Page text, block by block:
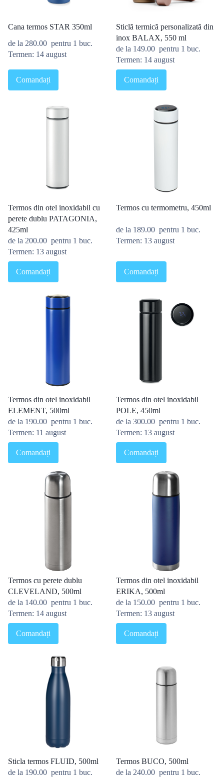
Cana termos STAR 350ml
de la 280.00 pentru 1 buc.
Termen: 14 august
Comandați
Sticlă termică personalizată din
inox BALAX, 550 ml
de la 149.00 pentru 1 buc.
Termen: 14 august
Comandați
Termos din otel inoxidabil cu
perete dublu PATAGONIA,
425ml
de la 200.00 pentru 1 buc.
Termen: 13 august
Comandați
Termos cu termometru, 450ml
de la 189.00 pentru 1 buc.
Termen: 13 august
Comandați
Termos din otel inoxidabil
ELEMENT, 500ml
de la 190.00 pentru 1 buc.
Termen: 11 august
Comandați
Termos din otel inoxidabil
POLE, 450ml
de la 300.00 pentru 1 buc.
Termen: 13 august
Comandați
Termos cu perete dublu
CLEVELAND, 500ml
de la 140.00 pentru 1 buc.
Termen: 14 august
Comandați
Termos din otel inoxidabil
ERIKA, 500ml
de la 150.00 pentru 1 buc.
Termen: 13 august
Comandați
Sticla termos FLUID, 500ml
de la 190.00 pentru 1 buc.
Termos BUCO, 500ml
de la 240.00 pentru 1 buc.